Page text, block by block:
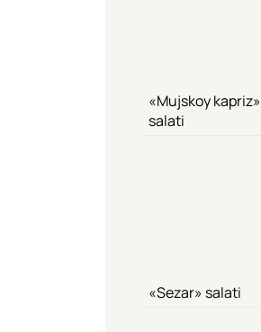
«Mujskoy kapriz»
salati
«Sezar» salati